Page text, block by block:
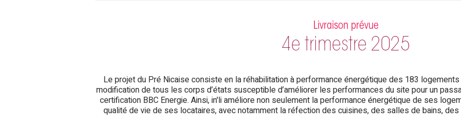
Livraison prévue
4e trimestre 2025
Le projet du Pré Nicaise consiste en la réhabilitation à performance énergétique des 183
modification de tous les corps d’états susceptible d’améliorer les performances du site pour un
certification BBC Energie. Ainsi, in'li améliore non seulement la performance énergétique de ses
qualité de vie de ses locataires, avec notamment la réfection des cuisines, des salles de bains,